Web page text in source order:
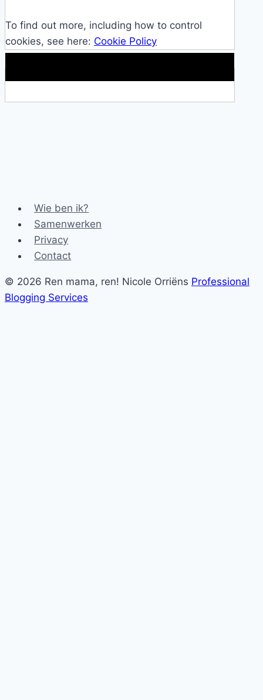
To find out more, including how to control
cookies, see here: Cookie Policy
Wie ben ik?
Samenwerken
Privacy
Contact
© 2026 Ren mama, ren! Nicole Orriëns Professional
Blogging Services